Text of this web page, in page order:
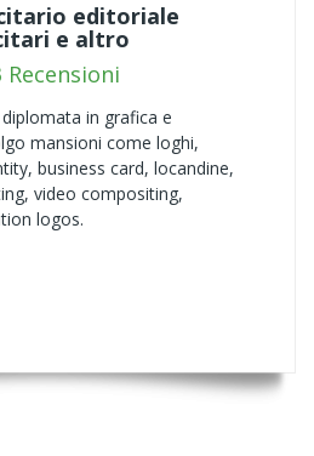
editoriale
e altro
Recensioni
in grafica e
mansioni come loghi,
business card, locandine,
video compositing,
logos.